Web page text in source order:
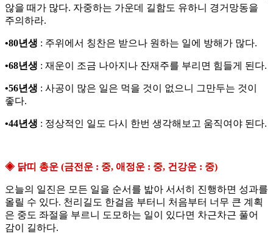
않을 때가 많다. 자중하는 가운데 길함도 유하니 경거망동을
주의하라.
•80년생 : 주위에서 칭찬은 받으나 원하는 일에 방해가 많다.
•68년생 : 재운이 조금 나아지나 잔재주를 부리면 힘들게 된다.
•56년생 : 사공이 많은 일은 먹을 것이 없으니 그만두는 것이
좋다.
•44년생 : 정상적인 일도 다시 한번 생각해보고 움직여야 된다.
◈ 닭띠 총운 (금전운 : 중, 애정운 : 중, 건강운 : 중)
오늘의 일진은 모든 일을 순서를 밟아 서서히 진행하면 성과를
올릴 수 있다. 천리길도 한걸음 부터니 처음부터 너무 큰 계획
은 중도 좌절을 부르니 도모하는 일이 있다면 차근차근 풀어
감이 길하다.